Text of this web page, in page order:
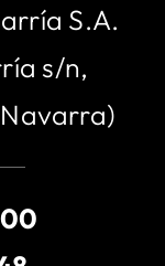
S.A.
s/n,